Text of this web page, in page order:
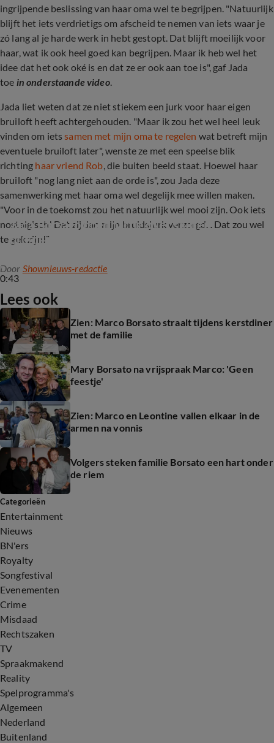
ingrijpende beslissing van haar oma wel te begrijpen. "Natuurlijk
blijft het iets verdrietigs om afscheid te nemen van iets waar je
zó lang al je harde werk in hebt gestopt. Dat blijft moeilijk voor
haar, wat ik ook heel goed kan begrijpen. Maar ik heb wel het
idee dat het ook oké is en dat ze er ook aan toe is", gaf Jada
toe in onderstaande video.
Jada liet weten dat ze niet stiekem een jurk voor haar eigen
bruiloft heeft achtergehouden. "Maar ik zou het wel heel leuk
vinden om ietssamen met mijn oma te regelen wat betreft mijn
eventuele bruiloft later", wenste ze met een speelse blik
richting haar vriend Rob, die buiten beeld staat. Hoewel haar
bruiloft "nog lang niet aan de orde is", zou Jada deze
samenwerking met haar oma wel degelijk mee willen maken.
"Voor in de toekomst zou het natuurlijk wel mooi zijn. Ook iets
nostalgisch! Dat zij dan mijn bruidsjurk verzorgd... Dat zou wel
te gek zijn!"
0:43
Jada Borsato openhartig over sluiten
bruidszaak Mary
Door Shownieuws-redactie
Lees ook
Zien: Marco Borsato straalt tijdens kerstdiner
met de familie
Mary Borsato na vrijspraak Marco: 'Geen
feestje'
Zien: Marco en Leontine vallen elkaar in de
armen na vonnis
Volgers steken familie Borsato een hart onder
de riem
Categorieën
Entertainment
Nieuws
BN'ers
Royalty
Songfestival
Evenementen
Crime
Misdaad
Rechtszaken
TV
Spraakmakend
Reality
Spelprogramma's
Algemeen
Nederland
Buitenland